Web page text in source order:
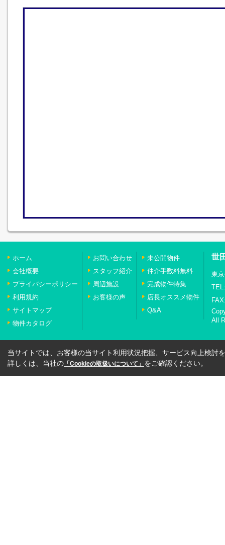
ホーム
会社概要
プライバシーポリシー
利用規約
サイトマップ
物件カタログ
お問い合わせ
スタッフ紹介
周辺施設
お客様の声
未公開物件
仲介手数料無料
完成物件特集
店長オススメ物件
Q&A
世
東
All
当サイトでは、お客様の当サイト利用状況把握、サービス向上検討
詳しくは、当社の 「Cookieの取扱いについて」 をご確認ください。